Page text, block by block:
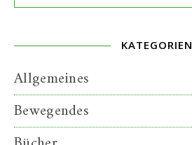
KATEGORIEN
Allgemeines
Bewegendes